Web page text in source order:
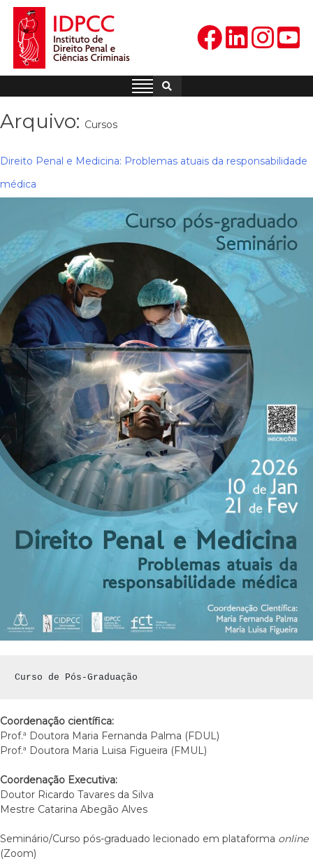
Skip
content
IDPCC
Instituto de Direito Penal e
Arquivo: Cursos
Direito Penal e Medicina: Problemas atuais da responsabilidade
médica
Curso de Pós-Graduação
Coordenação científica:
Prof.ª Doutora Maria Fernanda Palma (FDUL)
Prof.ª Doutora Maria Luisa Figueira (FMUL)
Coordenação Executiva:
Doutor Ricardo Tavares da Silva
Mestre Catarina Abegão Alves
Seminário/Curso pós-graduado lecionado em plataforma online
(Zoom)